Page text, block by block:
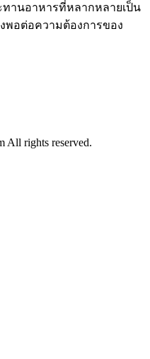
ทานอาหารที่หลากหลายเป็น
พอต่อความต้องการของ
rights reserved.